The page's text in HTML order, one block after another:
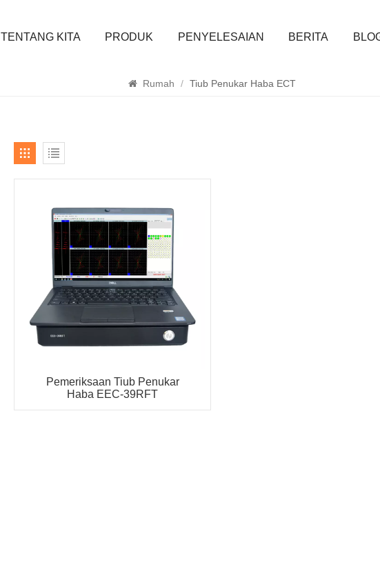
TENTANG KITA PRODUK PENYELESAIAN BERITA
CARI
Rumah / Tiub Penukar Haba ECT
Pemeriksaan Tiub Penukar
Haba EEC-39RFT